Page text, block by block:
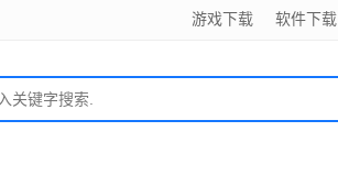
游戏下载 软件下载